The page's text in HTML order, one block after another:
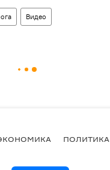
Видео
ПОЛИТИКА